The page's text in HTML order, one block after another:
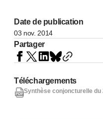
Date de publication
03 nov. 2014
Partager
Téléchargements
Synthèse conjoncturelle